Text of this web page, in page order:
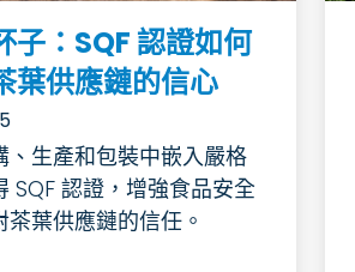
子：SQF 認證如何
葉供應鏈的信心
、生產和包裝中嵌入嚴格
SQF 認證，增強食品安全
葉供應鏈的信任。